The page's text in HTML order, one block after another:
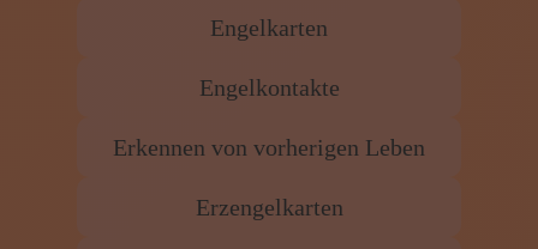
Engelkarten
Engelkontakte
Erkennen von vorherigen Leben
Erzengelkarten